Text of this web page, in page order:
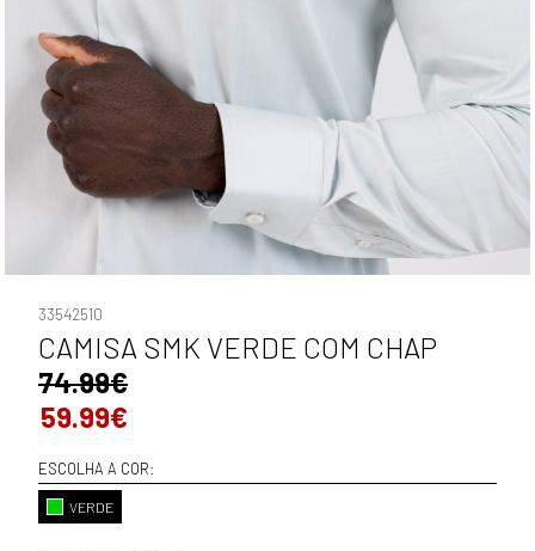
33542510
CAMISA SMK VERDE COM CHAP
74.99€
59.99€
ESCOLHA A COR:
VERDE